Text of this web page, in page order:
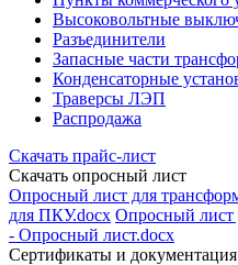
Высоковольтные
Разъединители
Запасные части
Конденсаторные
Траверсы ЛЭП
Распродажа
Скачать прайс-лист
Скачать опросный лист
Опросный лист для
для ПКУ.docx Опросный лист
- Опросный лист.docx
Сертификаты и документация